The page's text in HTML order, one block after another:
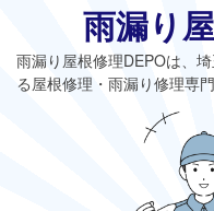
雨漏り
雨漏り屋根修理DEPOは、
る屋根修理・雨漏り修理専門